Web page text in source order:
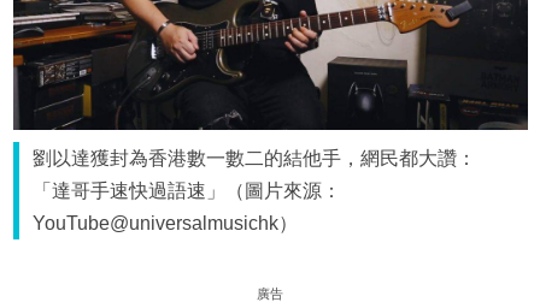
劉以達獲封為香港數一數二的結他手，網民都大讚：
「達哥手速快過語速」（圖片來源：
YouTube@universalmusichk）
廣告